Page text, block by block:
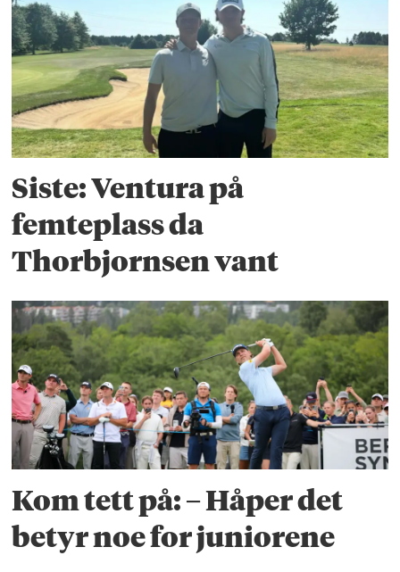
Siste: Ventura på
femteplass da
Thorbjornsen vant
Kom tett på: – Håper det
betyr noe for juniorene